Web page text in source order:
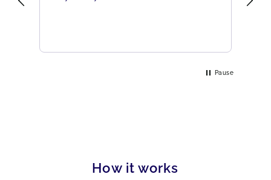
Pause
How it works